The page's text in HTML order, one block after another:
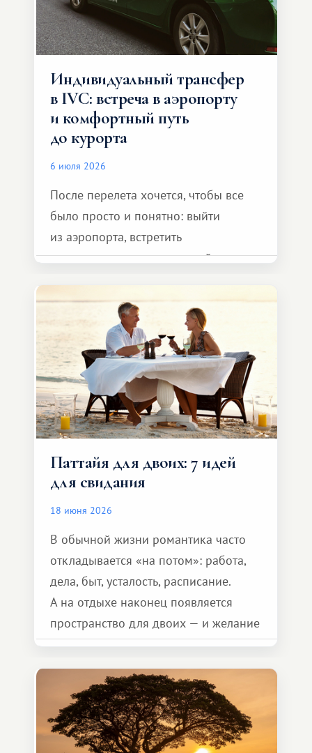
Индивидуальный трансфер
в IVC: встреча в аэропорту
и комфортный путь
до курорта
6 июля 2026
После перелета хочется, чтобы все
было просто и понятно: выйти
из аэропорта, встретить
представителя транспортной
и спокойно доехать до курорта.
Паттайя для двоих: 7 идей
для свидания
18 июня 2026
В обычной жизни романтика часто
откладывается «на потом»: работа,
дела, быт, усталость, расписание.
А на отдыхе наконец появляется
пространство для двоих — и желание
сделать для близкого человека что-то
особенное. Не обязательно
масштабное, но тёплое
и запоминающееся :)